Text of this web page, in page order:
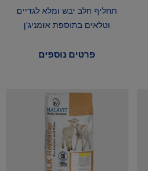
תחליף חלב יבש ומלא לגדיים
וטלאים בתוספת אומניג'ן
פרטים נוספים